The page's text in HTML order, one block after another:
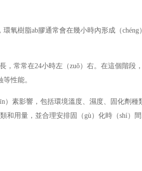
環氧樹脂ab膠通常會在幾小時內形成（
，常常在24小時左（zuǒ）右。在這個階段
性能。
）素影響，包括環境溫度、濕度、固化劑
和用量，並合理安排固（gù）化時（shí）